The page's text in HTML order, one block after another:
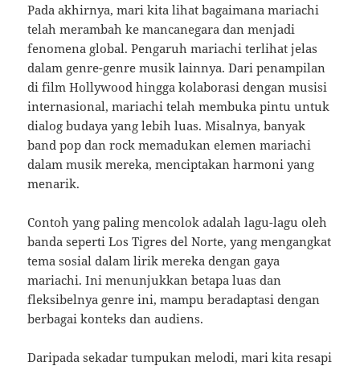
Pada akhirnya, mari kita lihat bagaimana mariachi
telah merambah ke mancanegara dan menjadi
fenomena global. Pengaruh mariachi terlihat jelas
dalam genre-genre musik lainnya. Dari penampilan
di film Hollywood hingga kolaborasi dengan musisi
internasional, mariachi telah membuka pintu untuk
dialog budaya yang lebih luas. Misalnya, banyak
band pop dan rock memadukan elemen mariachi
dalam musik mereka, menciptakan harmoni yang
menarik.
Contoh yang paling mencolok adalah lagu-lagu oleh
banda seperti Los Tigres del Norte, yang mengangkat
tema sosial dalam lirik mereka dengan gaya
mariachi. Ini menunjukkan betapa luas dan
fleksibelnya genre ini, mampu beradaptasi dengan
berbagai konteks dan audiens.
Daripada sekadar tumpukan melodi, mari kita resapi